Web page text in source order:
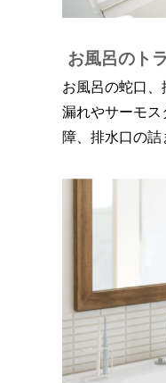
お風呂のト
お風呂の蛇口
漏れやサーモス
障、排水口の